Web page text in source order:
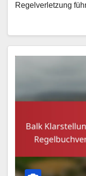
Regelverletzung